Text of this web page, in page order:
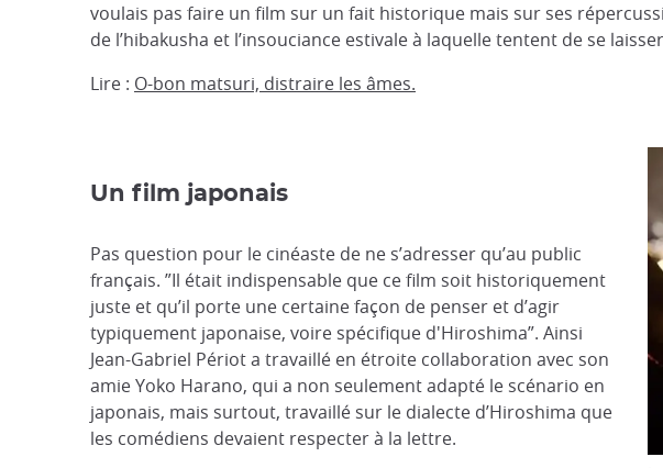
voulais pas faire un film sur un fait historique mais sur ses
de l’hibakusha et l’insouciance estivale à laquelle tentent de se
Lire : O-bon matsuri, distraire les âmes.
Un film japonais
Pas question pour le cinéaste de ne s’adresser qu’au public
français. ”Il était indispensable que ce film soit historiquement
juste et qu’il porte une certaine façon de penser et d’agir
typiquement japonaise, voire spécifique d'Hiroshima”. Ainsi
Jean-Gabriel Périot a travaillé en étroite collaboration avec son
amie Yoko Harano, qui a non seulement adapté le scénario en
japonais, mais surtout, travaillé sur le dialecte d’Hiroshima que
les comédiens devaient respecter à la lettre.